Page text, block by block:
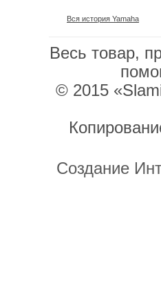
Вся история Yamaha
Весь товар,
© 2015
Создание